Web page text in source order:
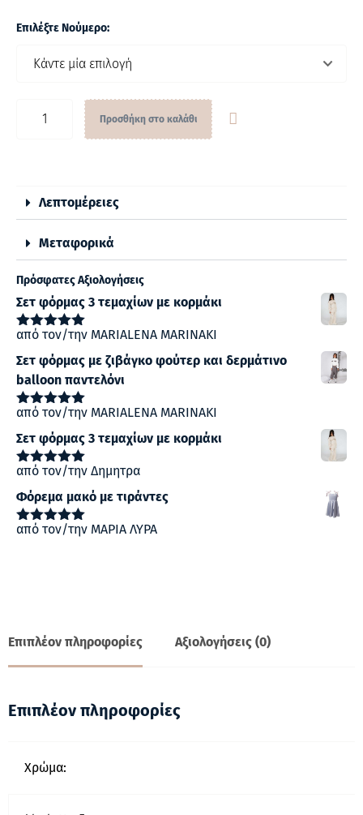
Επιλέξτε Νούμερο:
Προσθήκη στο καλάθι
Λεπτομέρειες
Μεταφορικά
Πρόσφατες Αξιολογήσεις
Σετ φόρμας 3 τεμαχίων με κορμάκι
Βαθμολογήθηκε
από 5
από τον/την MARIALENA MARINAKI
Σετ φόρμας με ζιβάγκο φούτερ και δερμάτινο
balloon παντελόνι
Βαθμολογήθηκε
από 5
από τον/την MARIALENA MARINAKI
Σετ φόρμας 3 τεμαχίων με κορμάκι
Βαθμολογήθηκε
με
από τον/την Δημητρα
Φόρεμα μακό με τιράντες
Βαθμολογήθηκε
από τον/την ΜΑΡΙΑ ΛΥΡΑ
Επιπλέον πληροφορίες Αξιολογήσεις (0)
Επιπλέον πληροφορίες
Χρώμα: